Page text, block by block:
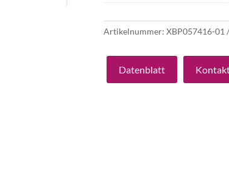
Artikelnummer:XBP057416-01
Datenblatt